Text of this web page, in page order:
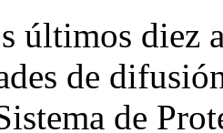
últimos diez
de
de